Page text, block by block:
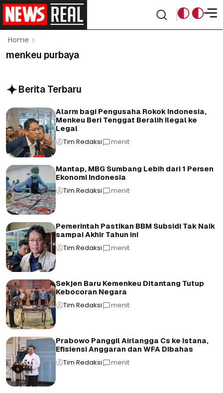
Home
menkeu purbaya
Berita Terbaru
Alarm bagi Pengusaha Rokok Indonesia,
Menkeu Beri Tenggat Beralih Ilegal ke
Legal
Tim Redaksi menit
Mantap, MBG Sumbang Lebih dari 1 Persen
Ekonomi Indonesia
Tim Redaksi menit
Pemerintah Pastikan BBM Subsidi Tak Naik
sampai Akhir Tahun ini
Tim Redaksi menit
Sekjen Baru Kemenkeu Ditantang Tutup
Kebocoran Negara
Tim Redaksi menit
Prabowo Panggil Airlangga Cs ke Istana,
Efisiensi Anggaran dan WFA Dibahas
Tim Redaksi menit